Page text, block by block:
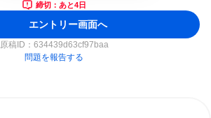
締切：あと4日
エントリー画面へ
原稿ID： 634439d63cf97baa
問題を報告する